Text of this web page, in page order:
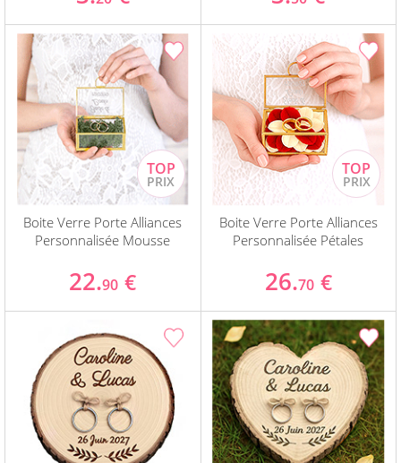
Boite Verre Porte Alliances
Personnalisée Mousse
22.90 €
Boite Verre Porte Alliances
Personnalisée Pétales
26.70 €